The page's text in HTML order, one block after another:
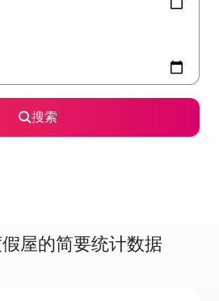
搜索
屋的简要统计数据